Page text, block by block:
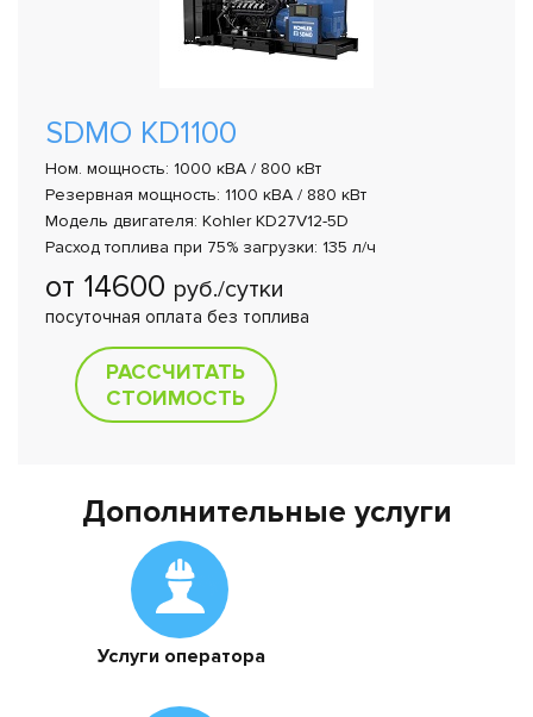
SDMO KD1100
Ном. мощность: 1000 кВА / 800 кВт
Резервная мощность: 1100 кВА / 880 кВт
Модель двигателя: Kohler KD27V12-5D
Расход топлива при 75% загрузки: 135 л/ч
от 14600 руб./сутки
посуточная оплата без топлива
РАССЧИТАТЬ
СТОИМОСТЬ
Дополнительные услуги
Услуги оператора